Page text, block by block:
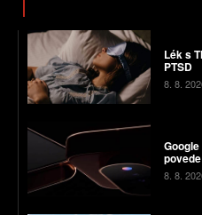
Lék s
PTSD
8. 8.
8. 8.